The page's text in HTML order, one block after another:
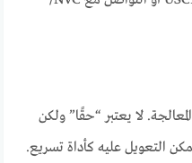
لا يعتبر “حقًا” ولكن
التعويل عليه كأداة تسريع.